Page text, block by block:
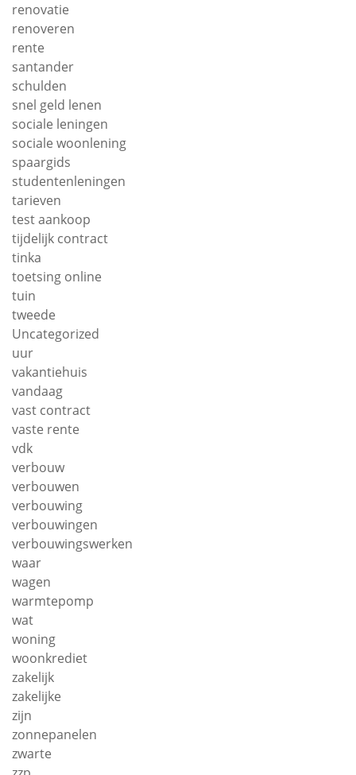
renovatie
renoveren
rente
santander
schulden
snel geld lenen
sociale leningen
sociale woonlening
spaargids
studentenleningen
tarieven
test aankoop
tijdelijk contract
tinka
toetsing online
tuin
tweede
Uncategorized
uur
vakantiehuis
vandaag
vast contract
vaste rente
vdk
verbouw
verbouwen
verbouwing
verbouwingen
verbouwingswerken
waar
wagen
warmtepomp
wat
woning
woonkrediet
zakelijk
zakelijke
zijn
zonnepanelen
zwarte